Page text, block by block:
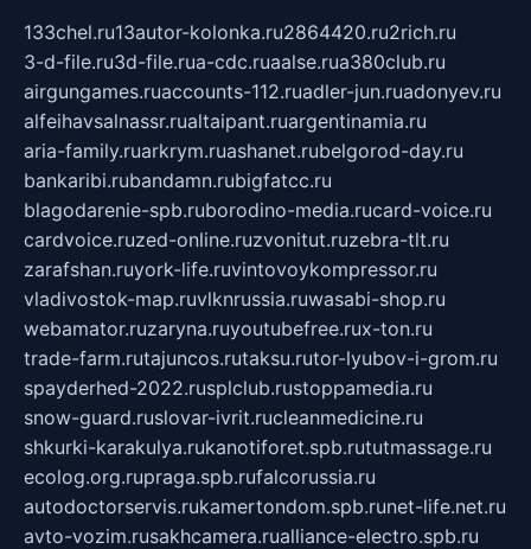
133chel.ru13autor-kolonka.ru2864420.ru2rich.ru
3-d-file.ru3d-file.rua-cdc.ruaalse.rua380club.ru
airgungames.ruaccounts-112.ruadler-jun.ruadonyev.ru
alfeihavsalnassr.rualtaipant.ruargentinamia.ru
aria-family.ruarkrym.ruashanet.rubelgorod-day.ru
bankaribi.rubandamn.rubigfatcc.ru
blagodarenie-spb.ruborodino-media.rucard-voice.ru
cardvoice.ruzed-online.ruzvonitut.ruzebra-tlt.ru
zarafshan.ruyork-life.ruvintovoykompressor.ru
vladivostok-map.ruvlknrussia.ruwasabi-shop.ru
webamator.ruzaryna.ruyoutubefree.rux-ton.ru
trade-farm.rutajuncos.rutaksu.rutor-lyubov-i-grom.ru
spayderhed-2022.rusplclub.rustoppamedia.ru
snow-guard.ruslovar-ivrit.rucleanmedicine.ru
shkurki-karakulya.rukanotiforet.spb.rututmassage.ru
ecolog.org.rupraga.spb.rufalcorussia.ru
autodoctorservis.rukamertondom.spb.runet-life.net.ru
avto-vozim.rusakhcamera.rualliance-electro.spb.ru